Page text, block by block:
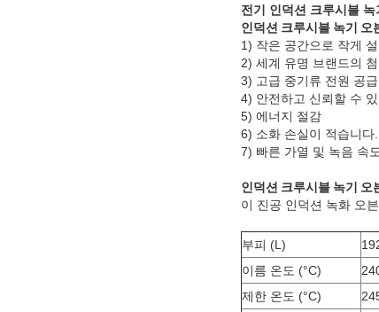
전기 인덕션 크루시블
인덕션 크루시블 녹기 오
1) 작은 공간으로 작게
2) 세계 유명 브랜드의
3) 고급 중기류 전원 공급
4) 안전하고 신뢰할 수
5) 에너지 절감
6) 소화 손실이 적습니다.
7) 빠른 가열 및 녹음 속도.
인덕션 크루시블 녹기 오
이 진공 인덕션 녹화 오
부피 (L)
이름 온도 (°C)
제한 온도 (°C)